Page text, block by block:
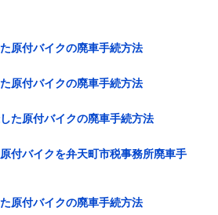
原付バイクの廃車手続方法
原付バイクの廃車手続方法
た原付バイクの廃車手続方法
付バイクを弁天町市税事務所廃車手
原付バイクの廃車手続方法